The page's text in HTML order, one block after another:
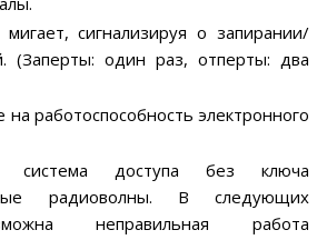
сигнализируя о запирании/
(Заперты: один раз, отперты: два
работоспособность электронного
система доступа без ключа
радиоволны. В следующих
неправильная работа